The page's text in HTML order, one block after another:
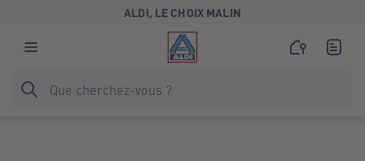
ALDI, LE CHOIX MALIN